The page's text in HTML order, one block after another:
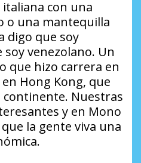
con una
o una mantequilla
digo que soy
venezolano. Un
que hizo carrera en
Hong Kong, que
continente. Nuestras
y en Mono
la gente viva una